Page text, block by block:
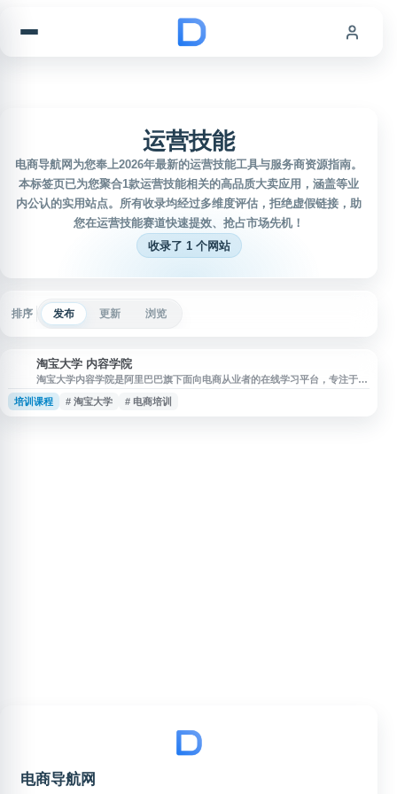
运营技能
电商导航网为您奉上2026年最新的运营技能工具与服务商资源指南。
本标签页已为您聚合1款运营技能相关的高品质大卖应用，涵盖等业
内公认的实用站点。所有收录均经过多维度评估，拒绝虚假链接，助
您在运营技能赛道快速提效、抢占市场先机！
收录了 1 个网站
排序 发布 更新 浏览
淘宝大学 内容学院
淘宝大学内容学院是阿里巴巴旗下面向电商从业者的在线学习平台，专注于内
容营销与运营能力培养。平台提供系统化的课程体系，涵盖短视频制作、直播
带货、图文内容创作、私域运营等电商内容营销核心领域。课程内容由淘宝天
培训课程 # 淘宝大学 # 电商培训
电商导航网